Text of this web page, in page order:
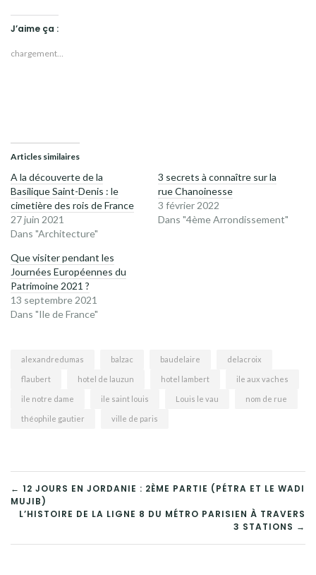
J’aime ça :
chargement…
Articles similaires
A la découverte de la
Basilique Saint-Denis : le
cimetière des rois de France
27 juin 2021
Dans "Architecture"
3 secrets à connaître sur la
rue Chanoinesse
3 février 2022
Dans "4ème Arrondissement"
Que visiter pendant les
Journées Européennes du
Patrimoine 2021 ?
13 septembre 2021
Dans "Ile de France"
alexandredumas balzac baudelaire delacroix
flaubert hotel de lauzun hotel lambert ile aux vaches
ile notre dame ile saint louis Louis le vau nom de rue
théophile gautier ville de paris
NAVIGATION
DE
L’ARTICLE
← 12 JOURS EN JORDANIE : 2ÈME PARTIE (PÉTRA ET LE WADI
MUJIB)
L’HISTOIRE DE LA LIGNE 8 DU MÉTRO PARISIEN À TRAVERS
3 STATIONS →